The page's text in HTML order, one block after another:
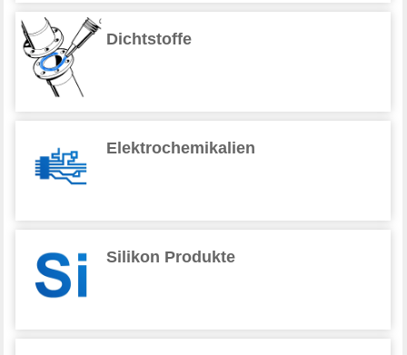
Dichtstoffe
Elektrochemikalien
Silikon Produkte